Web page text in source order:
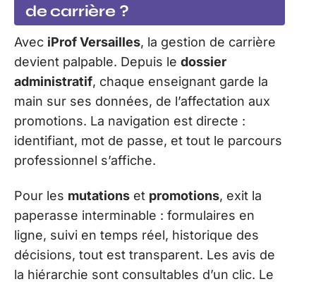
de carrière ?
Avec iProf Versailles, la gestion de carrière
devient palpable. Depuis le dossier
administratif, chaque enseignant garde la
main sur ses données, de l’affectation aux
promotions. La navigation est directe :
identifiant, mot de passe, et tout le parcours
professionnel s’affiche.
Pour les mutations et promotions, exit la
paperasse interminable : formulaires en
ligne, suivi en temps réel, historique des
décisions, tout est transparent. Les avis de
la hiérarchie sont consultables d’un clic. Le